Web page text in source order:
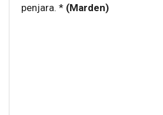
penjara. * (Marden)